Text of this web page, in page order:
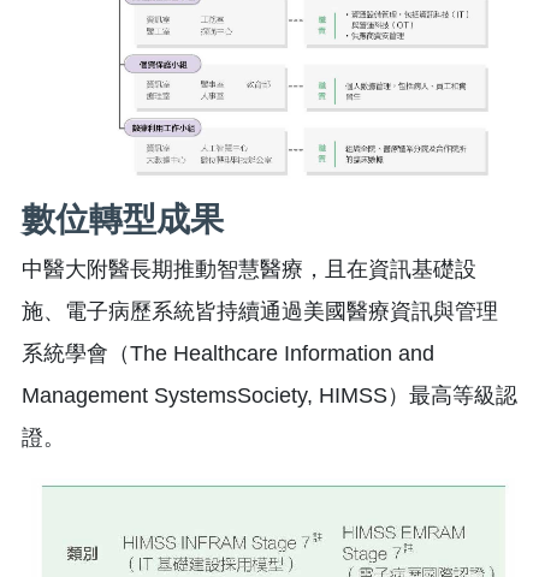
數位轉型成果
中醫大附醫長期推動智慧醫療，且在資訊基礎設
施、電子病歷系統皆持續通過美國醫療資訊與管理
系統學會（The Healthcare Information and
Management SystemsSociety, HIMSS）最高等級認
證。